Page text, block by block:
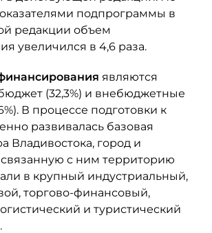
подпрограммы в
редакции объем
увеличился в 4,6 раза.
являются
(32,3%) и внебюджетные
В процессе подготовки к
развивалась базовая
Владивостока, город и
с ним территорию
в крупный индустриальный,
торгово-финансовый,
и туристический